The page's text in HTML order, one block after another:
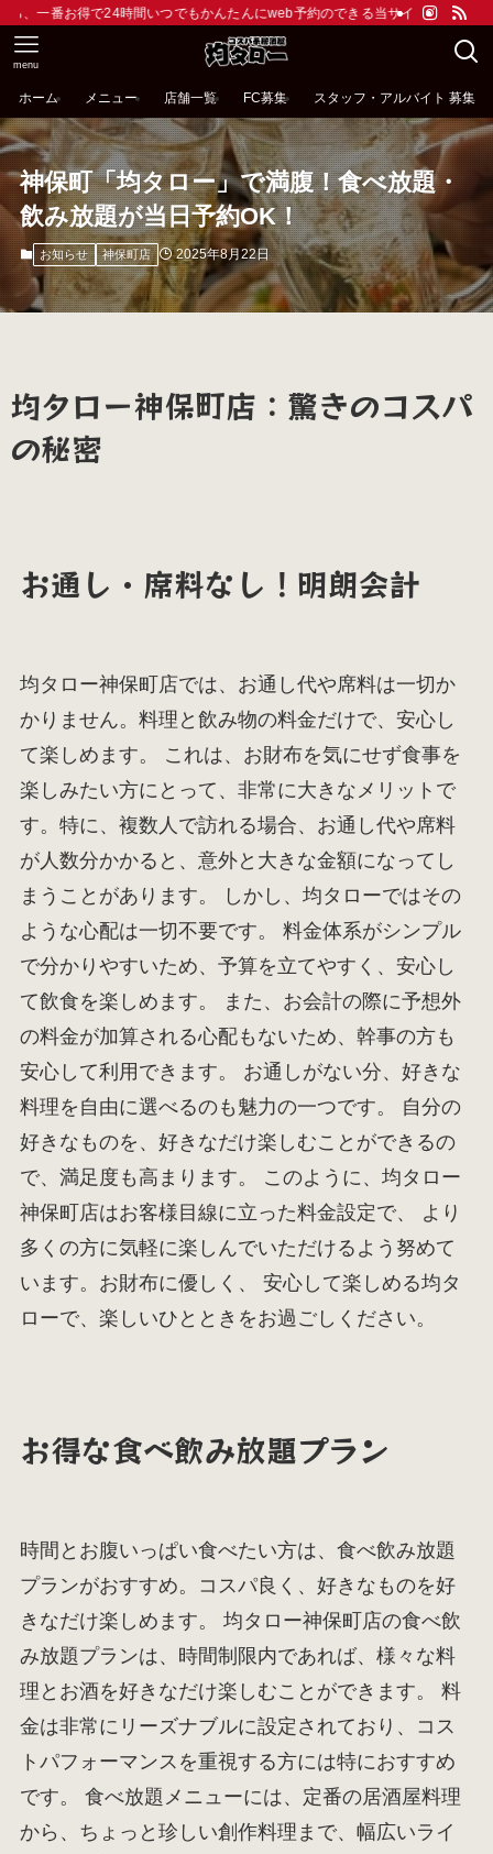
時間いつでもかんたんにweb予約のできる当サイトがおすすめです。ド
menu
ホーム メニュー 店舗一覧 FC募集 スタッフ・アルバイト 募集
神保町「均タロー」で満腹！食べ放題・
飲み放題が当日予約OK！
お知らせ 神保町店 2025年8月22日
均タロー神保町店：驚きのコスパ
の秘密
お通し・席料なし！明朗会計
均タロー神保町店では、お通し代や席料は一切か
かりません。料理と飲み物の料金だけで、安心し
て楽しめます。 これは、お財布を気にせず食事を
楽しみたい方にとって、非常に大きなメリットで
す。特に、複数人で訪れる場合、お通し代や席料
が人数分かかると、意外と大きな金額になってし
まうことがあります。 しかし、均タローではその
ような心配は一切不要です。 料金体系がシンプル
で分かりやすいため、予算を立てやすく、安心し
て飲食を楽しめます。 また、お会計の際に予想外
の料金が加算される心配もないため、幹事の方も
安心して利用できます。 お通しがない分、好きな
料理を自由に選べるのも魅力の一つです。 自分の
好きなものを、好きなだけ楽しむことができるの
で、満足度も高まります。 このように、均タロー
神保町店はお客様目線に立った料金設定で、 より
多くの方に気軽に楽しんでいただけるよう努めて
います。お財布に優しく、 安心して楽しめる均タ
ローで、楽しいひとときをお過ごしください。
お得な食べ飲み放題プラン
時間とお腹いっぱい食べたい方は、食べ飲み放題
プランがおすすめ。コスパ良く、好きなものを好
きなだけ楽しめます。 均タロー神保町店の食べ飲
み放題プランは、時間制限内であれば、様々な料
理とお酒を好きなだけ楽しむことができます。 料
金は非常にリーズナブルに設定されており、コス
トパフォーマンスを重視する方には特におすすめ
です。 食べ放題メニューには、定番の居酒屋料理
から、ちょっと珍しい創作料理まで、幅広いライ